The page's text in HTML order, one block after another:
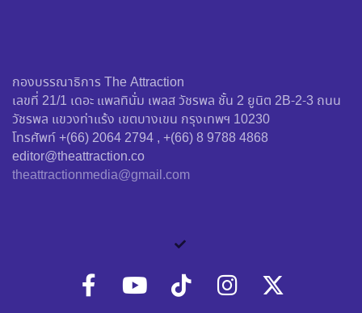
กองบรรณาธิการ The Attraction
เลขที่ 21/1 เดอะ แพลทินั่ม เพลส วัชรพล ชั้น 2 ยูนิต 2B-2-3 ถนน
วัชรพล แขวงท่าแร้ง เขตบางเขน กรุงเทพฯ 10230
โทรศัพท์ +(66) 2064 2794 , +(66) 8 9788 4868
editor@theattraction.co
theattractionmedia@gmail.com